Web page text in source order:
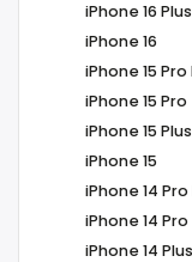
iPhone 16 Plus
iPhone 16
iPhone 15 Pro
iPhone 15 Pro
iPhone 15 Plus
iPhone 15
iPhone 14
iPhone 14 Pro
iPhone 14 Plus